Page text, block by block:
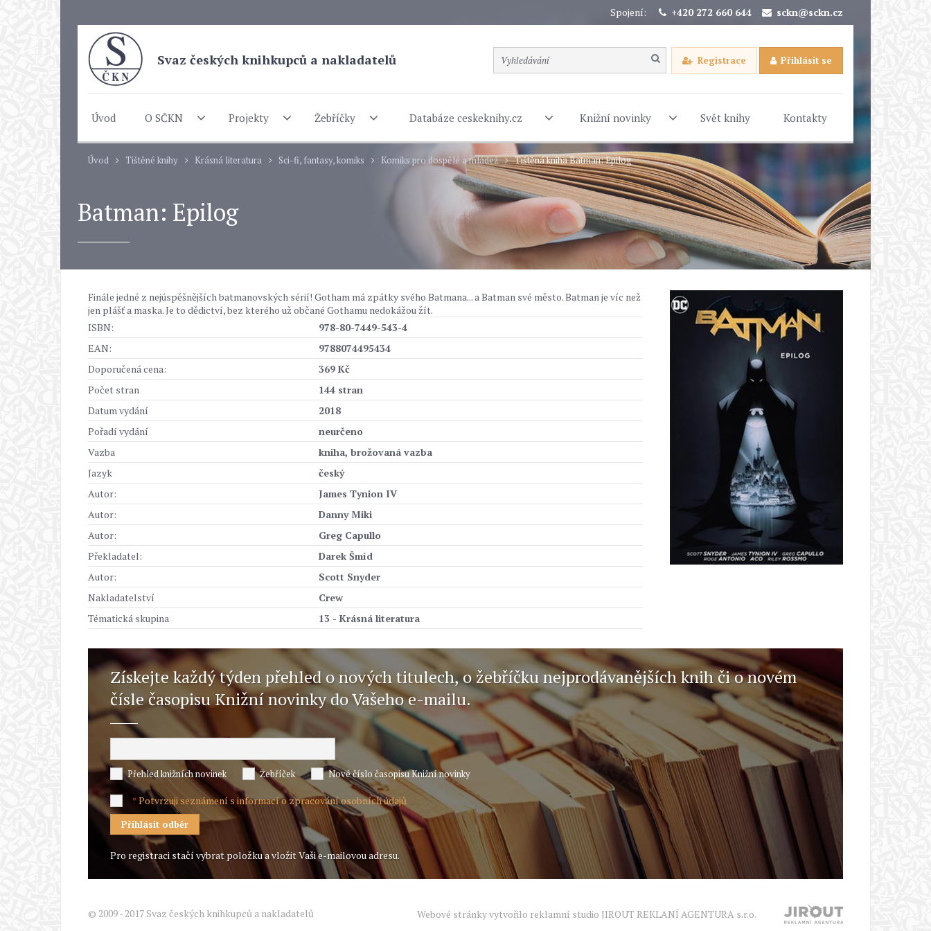
Spojení: +420 272 660 644 sckn@sckn.cz
Svaz českých knihkupců a nakladatelů Registrace Přihlásit se
Úvod O SČKN Projekty Žebříčky Databáze ceskeknihy.cz Knižní novinky Svět knihy Kontakty
Úvod Tištěné knihy Krásná literatura Sci-fi, fantasy, komiks Komiks pro dospělé a mládež Tištěná kniha Batman: Epilog
Batman: Epilog
Finále jedné z nejúspěšnějších batmanovských sérií! Gotham má zpátky svého Batmana... a Batman své město. Batman je víc než
jen plášť a maska. Je to dědictví, bez kterého už občané Gothamu nedokážou žít.
ISBN:
978-80-7449-543-4
EAN:
9788074495434
Doporučená cena:
369 Kč
Počet stran
144 stran
Datum vydání
2018
Pořadí vydání
neurčeno
Vazba
kniha, brožovaná vazba
Jazyk
český
Autor:
James Tynion IV
Autor:
Danny Miki
Autor:
Greg Capullo
Překladatel:
Darek Šmíd
Autor:
Scott Snyder
Nakladatelství
Crew
Tématická skupina
13 - Krásná literatura
Získejte každý týden přehled o nových titulech, o žebříčku nejprodávanějších knih či o novém
čísle časopisu Knižní novinky do Vašeho e-mailu.
Přehled knižních novinek Žebříček Nové číslo časopisu Knižní novinky
*Potvrzuji seznámení s informací o zpracování osobních údajů
Pro registraci stačí vybrat položku a vložit Vaši e-mailovou adresu.
© 2009 - 2017 Svaz českých knihkupců a nakladatelů Webové stránky vytvořilo reklamní studio JIROUT REKLANÍ AGENTURA s.r.o.